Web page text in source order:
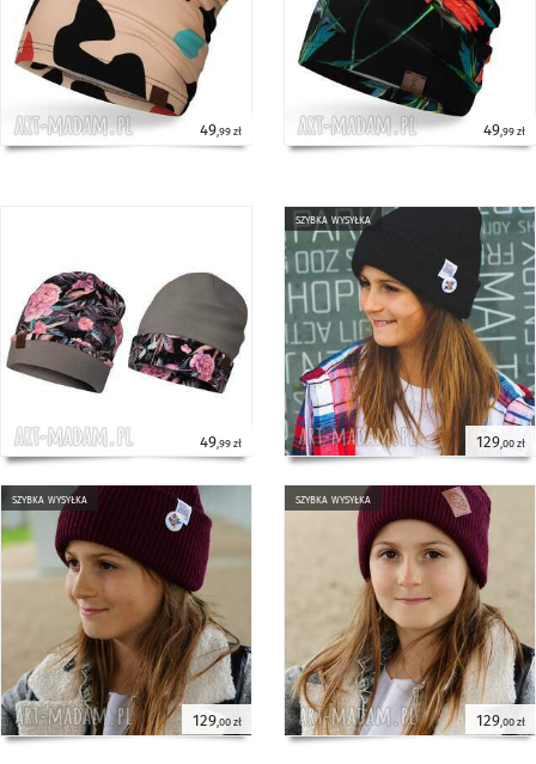
49,99 zł 49,99 zł
49,99 zł
szybka wysyłka
129,00 zł
szybka wysyłka
129,00 zł
szybka wysyłka
129,00 zł